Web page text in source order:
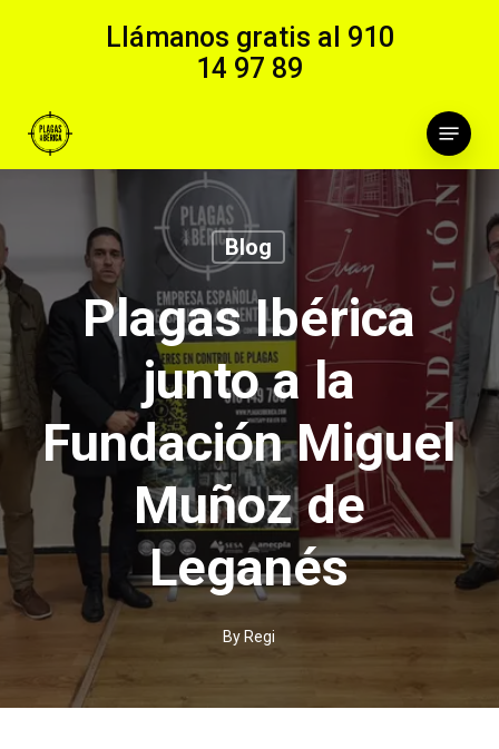
content
Llámanos gratis al 910
14 97 89
Menu
Blog
Plagas Ibérica
junto a la
Fundación Miguel
Muñoz de
Leganés
By Regi